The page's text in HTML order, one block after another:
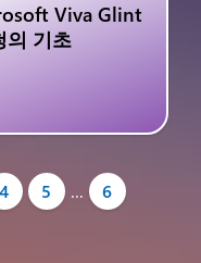
Viva Glint
의 기초
4 5 …
6